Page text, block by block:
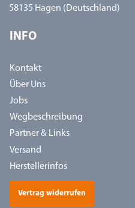
58135 Hagen (Deutschland)
INFO
Kontakt
Über Uns
Jobs
Wegbeschreibung
Partner & Links
Versand
Herstellerinfos
Vertrag widerrufen